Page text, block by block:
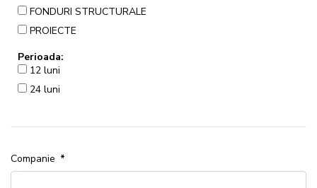
FONDURI STRUCTURALE
PROIECTE
Perioada:
12 luni
24 luni
Companie *